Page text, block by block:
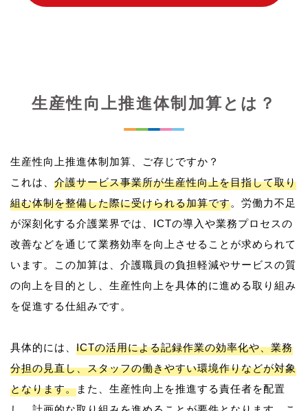
生産性向上推進体制加算とは？
生産性向上推進体制加算、ご存じですか？
これは、 介護サービス事業所が生産性向上を目指して取り
組む体制を整備した際に受けられる加算です。労働力不足
が深刻化する介護業界では、ICTの導入や業務プロセスの
改善などを通じて業務効率を向上させることが求められて
います。この加算は、介護職員の負担軽減やサービスの質
の向上を目的とし、生産性向上を具体的に進める取り組み
を促進する仕組みです。
具体的には、 ICTの活用による記録作業の効率化や、業務
分担の見直し、スタッフの働きやすい環境作りなどが対象
となります。また、生産性向上を推進する責任者を配置